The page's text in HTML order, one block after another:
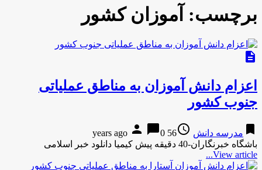
برچسب: آموزان کشور
description
اعزام دانش آموزان به مناطق عملیاتی
جنوب کشور
bookmark مدرسه دانش access_time
56 years ago
person chat_bubble0
باشگاه خبرنگاران-40 دقیقه پیش کیمیا دانلود خبر اسلامی
View article...